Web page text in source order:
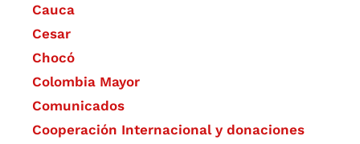
Cauca
Cesar
Chocó
Colombia Mayor
Comunicados
Cooperación Internacional y donaciones